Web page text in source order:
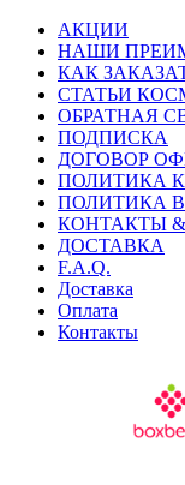
АКЦИИ
НАШИ
КАК
СТАТЬИ
ОБРАТНАЯ
ПОДПИСКА
ДОГОВОР
ПОЛИТИКА
ПОЛИТИКА
КОНТАКТЫ
ДОСТАВКА
F.A.Q.
Доставка
Оплата
Контакты